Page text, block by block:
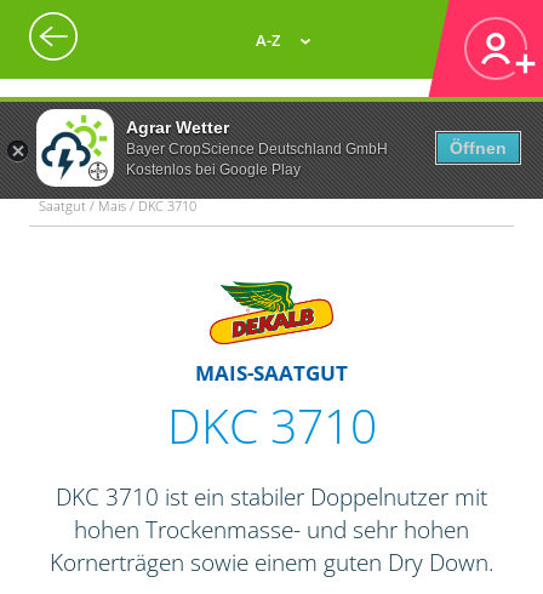
Agrar Wetter
Bayer CropScience Deutschland GmbH
Kostenlos bei Google Play
Öffnen
A-Z
Saatgut / Mais / DKC 3710
MAIS-SAATGUT
DKC 3710
DKC 3710 ist ein stabiler Doppelnutzer mit
hohen Trockenmasse- und sehr hohen
Kornerträgen sowie einem guten Dry Down.